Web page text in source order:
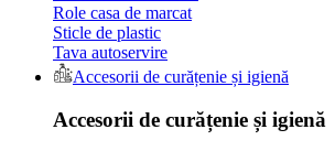
Role casa de marcat
Sticle de plastic
Tava autoservire
Accesorii de curățenie și igienă
Accesorii de curățenie și igienă